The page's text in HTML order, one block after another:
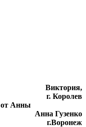
Виктория,
г. Королев
Анна Гузенко
г.Воронеж